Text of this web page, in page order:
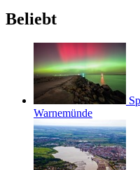
Beliebt
Warnemünde